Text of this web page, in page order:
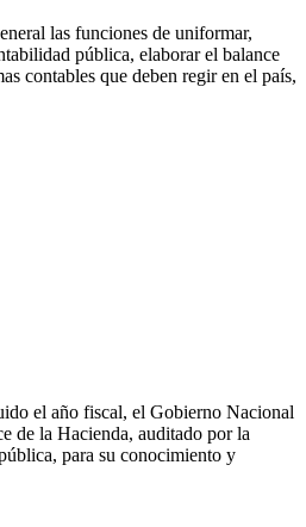
las funciones de uniformar,
pública, elaborar el balance
contables que deben regir en el país,
el año fiscal, el Gobierno Nacional
de la Hacienda, auditado por la
para su conocimiento y